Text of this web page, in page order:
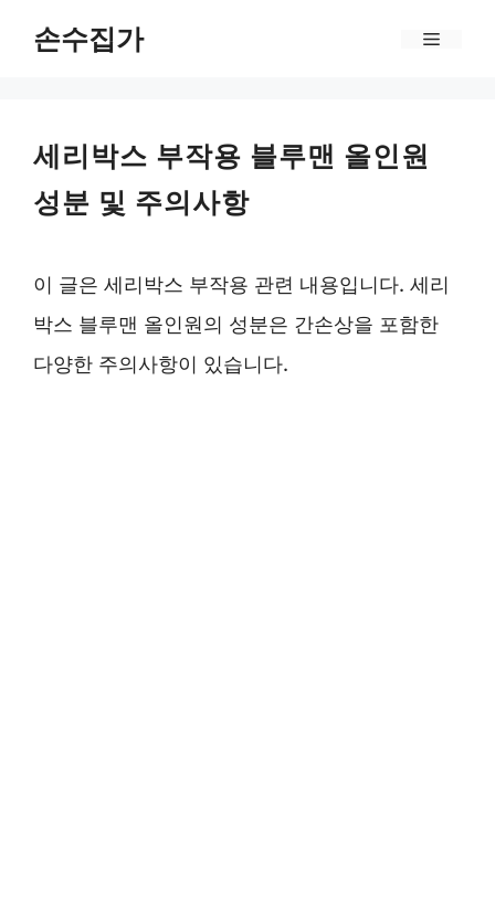
손수집가 Menu
세리박스 부작용 블루맨 올인원
성분 및 주의사항
이 글은 세리박스 부작용 관련 내용입니다. 세리
박스 블루맨 올인원의 성분은 간손상을 포함한
다양한 주의사항이 있습니다.